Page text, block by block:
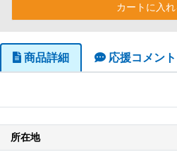
カートに入れ
商品詳細 応援コメント
所在地